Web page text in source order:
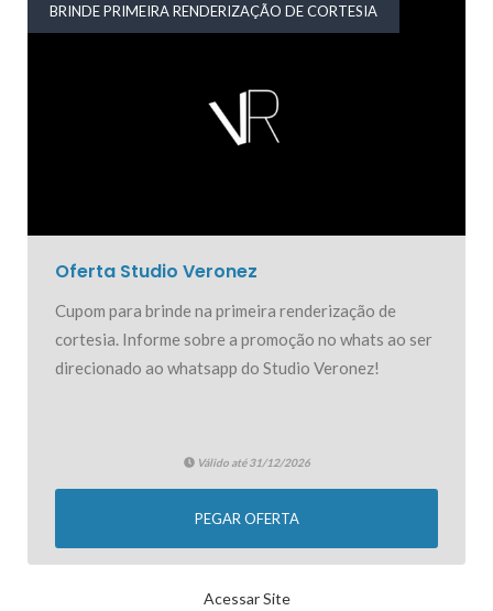
BRINDE PRIMEIRA RENDERIZAÇÃO DE CORTESIA
Oferta Studio Veronez
Cupom para brinde na primeira renderização de
cortesia. Informe sobre a promoção no whats ao ser
direcionado ao whatsapp do Studio Veronez!
Válido até 31/12/2026
PEGAR OFERTA
Acessar Site